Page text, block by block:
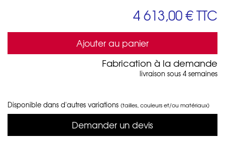
4 613,00 €TTC
Ajouter au panier
Fabrication à la demande
livraison sous 4 semaines
Disponible dans d'autres variations (tailles, couleurs et/ou matériaux)
Demander un devis